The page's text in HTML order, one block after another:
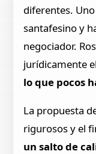
diferentes.
santafesino y
negociador.
jurídicamente
lo que pocos
La propuesta
rigurosos y el
un salto de